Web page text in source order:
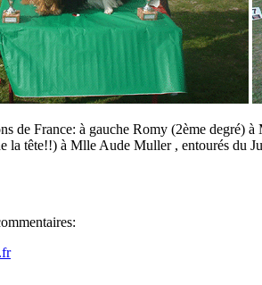
de France: à gauche Romy (2ème degré)
la tête!!) à Mlle Aude Muller , entourés du